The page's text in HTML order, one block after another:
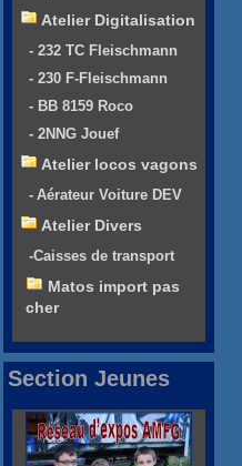
Atelier Digitalisation
- 232 TC Fleischmann
- 230 F-Fleischmann
- BB 8159 Roco
- 2NNG Jouef
Atelier locos vagons
- Aérateur Voiture DEV
Atelier Divers
-Caisses de transport
Matos import pas
cher
Section Jeunes